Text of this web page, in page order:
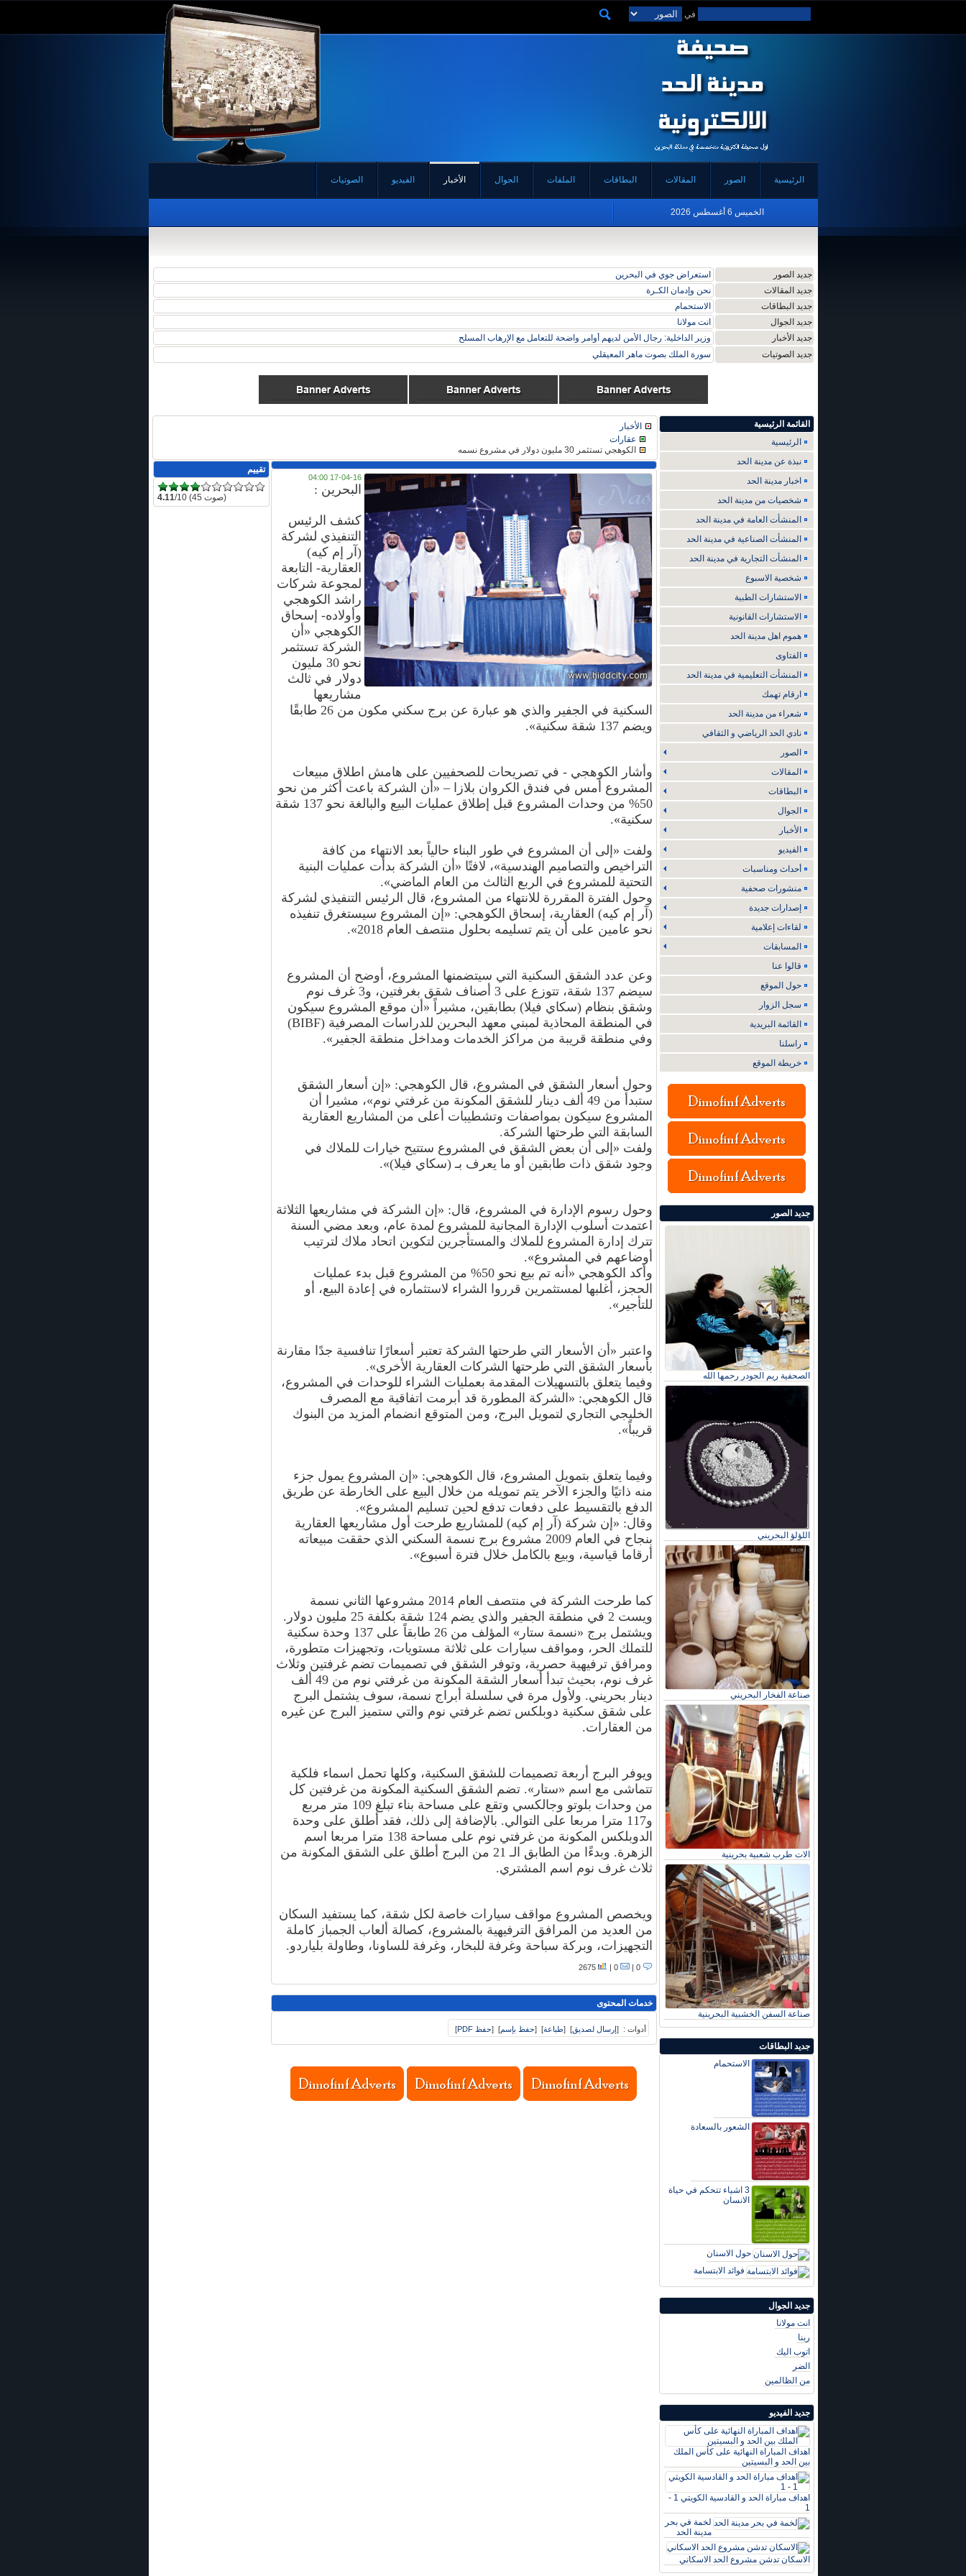
في
الرئيسية الصور المقالات البطاقات الملفات الجوال الأخبار الفيديو الصوتيات
الخميس 6 أغسطس 2026
جديد الصور
استعراض جوي في البحرين
جديد المقالات
نحن وإدمان الكـرة
جديد البطاقات
الاستحمام
جديد الجوال
انت مولانا
جديد الأخبار
وزير الداخلية: رجال الأمن لديهم أوامر واضحة للتعامل مع الإرهاب المسلح
جديد الصوتيات
سورة الملك بصوت ماهر المعيقلي
القائمة الرئيسية
الرئيسية
نبذة عن مدينة الحد
اخبار مدينة الحد
شخصيات من مدينة الحد
المنشأت العامة في مدينة الحد
المنشأت الصناعية في مدينة الحد
المنشأت التجارية في مدينة الحد
شخصية الاسبوع
الاستشارات الطبية
الاستشارات القانونية
هموم اهل مدينة الحد
الفتاوى
المنشأت التعليمية في مدينة الحد
ارقام تهمك
شعراء من مدينة الحد
نادي الحد الرياضي و الثقافي
الصور
المقالات
البطاقات
الجوال
الأخبار
الفيديو
أحداث ومناسبات
منشورات صحفية
إصدارات جديدة
لقاءات إعلامية
المسابقات
قالوا عنا
حول الموقع
سجل الزوار
القائمة البريدية
راسلنا
خريطة الموقع
جديد الصور
الصحفية ريم الجودر رحمها الله
اللؤلؤ البحريني
صناعة الفخار البحريني
الات طرب شعبية بحرينية
صناعة السفن الخشبية البحرينية
جديد البطاقات
الاستحمام
الشعور بالسعادة
3 اشياء تتحكم في حياة
الانسان
حول الاسنان
فوائد الابتسامة
جديد الجوال
انت مولانا
ربنا
اتوب اليك
الضر
من الظالمين
جديد الفيديو
اهداف المباراة النهائية على كأس الملك
بين الحد و البسيتين
اهداف مباراة الحد و القادسية الكويتي 1 -
1
لخمة في بحر
مدينة الحد
الاسكان تدشن مشروع الحد الاسكاني
الأخبار
عقارات
الكوهجي تستثمر 30 مليون دولار في مشروع نسمه
17-04-16 04:00
البحرين :
كشف الرئيس
التنفيذي لشركة
(آر إم كيه)
العقارية- التابعة
لمجوعة شركات
راشد الكوهجي
وأولاده- إسحاق
الكوهجي «أن
الشركة تستثمر
نحو 30 مليون
دولار في ثالث
مشاريعها
السكنية في الجفير والذي هو عبارة عن برج سكني مكون من 26 طابقًا
ويضم 137 شقة سكنية».
وأشار الكوهجي - في تصريحات للصحفيين على هامش اطلاق مبيعات
المشروع أمس في فندق الكروان بلازا – «أن الشركة باعت أكثر من نحو
50% من وحدات المشروع قبل إطلاق عمليات البيع والبالغة نحو 137 شقة
سكنية».
ولفت «إلى أن المشروع في طور البناء حالياً بعد الانتهاء من كافة
التراخيص والتصاميم الهندسية»، لافتًا «أن الشركة بدأت عمليات البنية
التحتية للمشروع في الربع الثالث من العام الماضي».
وحول الفترة المقررة للانتهاء من المشروع، قال الرئيس التنفيذي لشركة
(آر إم كيه) العقارية، إسحاق الكوهجي: «إن المشروع سيستغرق تنفيذه
نحو عامين على أن يتم تسليمه بحلول منتصف العام 2018».
وعن عدد الشقق السكنية التي سيتضمنها المشروع، أوضح أن المشروع
سيضم 137 شقة، تتوزع على 3 أصناف شقق بغرفتين، و3 غرف نوم
وشقق بنظام (سكاي فيلا) بطابقين، مشيراً «أن موقع المشروع سيكون
في المنطقة المحاذية لمبني معهد البحرين للدراسات المصرفية (BIBF)
وفي منطقة قريبة من مراكز الخدمات ومداخل منطقة الجفير».
وحول أسعار الشقق في المشروع، قال الكوهجي: «إن أسعار الشقق
ستبدأ من 49 ألف دينار للشقق المكونة من غرفتي نوم»، مشيرا أن
المشروع سيكون بمواصفات وتشطيبات أعلى من المشاريع العقارية
السابقة التي طرحتها الشركة.
ولفت «إلى أن بعض الشقق في المشروع ستتيح خيارات للملاك في
وجود شقق ذات طابقين أو ما يعرف بـ (سكاي فيلا)».
وحول رسوم الإدارة في المشروع، قال: «إن الشركة في مشاريعها الثلاثة
اعتمدت أسلوب الإدارة المجانية للمشروع لمدة عام، وبعد مضي السنة
تترك إدارة المشروع للملاك والمستأجرين لتكوين اتحاد ملاك لترتيب
أوضاعهم في المشروع».
وأكد الكوهجي «أنه تم بيع نحو 50% من المشروع قبل بدء عمليات
الحجز، أغلبها لمستثمرين قرروا الشراء لاستثماره في إعادة البيع، أو
للتأجير».
واعتبر «أن الأسعار التي طرحتها الشركة تعتبر أسعارًا تنافسية جدًا مقارنة
بأسعار الشقق التي طرحتها الشركات العقارية الأخرى».
وفيما يتعلق بالتسهيلات المقدمة بعمليات الشراء للوحدات في المشروع،
قال الكوهجي: «الشركة المطورة قد أبرمت اتفاقية مع المصرف
الخليجي التجاري لتمويل البرج، ومن المتوقع انضمام المزيد من البنوك
قريباً».
وفيما يتعلق بتمويل المشروع، قال الكوهجي: «إن المشروع يمول جزء
منه ذاتيًا والجزء الآخر يتم تمويله من خلال البيع على الخارطة عن طريق
الدفع بالتقسيط على دفعات تدفع لحين تسليم المشروع».
وقال: «إن شركة (آر إم كيه) للمشاريع طرحت أول مشاريعها العقارية
بنجاح في العام 2009 مشروع برج نسمة السكني الذي حققت مبيعاته
أرقاما قياسية، وبيع بالكامل خلال فترة أسبوع».
كما طرحت الشركة في منتصف العام 2014 مشروعها الثاني نسمة
ويست 2 في منطقة الجفير والذي يضم 124 شقة بكلفة 25 مليون دولار.
ويشتمل برج «نسمة ستار» المؤلف من 26 طابقاً على 137 وحدة سكنية
للتملك الحر، ومواقف سيارات على ثلاثة مستويات، وتجهيزات متطورة،
ومرافق ترفيهية حصرية، وتوفر الشقق في تصميمات تضم غرفتين وثلاث
غرف نوم، بحيث تبدأ أسعار الشقة المكونة من غرفتي نوم من 49 ألف
دينار بحريني. ولأول مرة في سلسلة أبراج نسمة، سوف يشتمل البرج
على شقق سكنية دوبلكس تضم غرفتي نوم والتي ستميز البرج عن غيره
من العقارات.
ويوفر البرج أربعة تصميمات للشقق السكنية، وكلها تحمل اسماء فلكية
تتماشى مع اسم «ستار». تضم الشقق السكنية المكونة من غرفتين كل
من وحدات بلوتو وجالكسي وتقع على مساحة بناء تبلغ 109 متر مربع
و117 مترا مربعا على التوالي. بالإضافة إلى ذلك، فقد أطلق على وحدة
الدوبلكس المكونة من غرفتي نوم على مساحة 138 مترا مربعا اسم
الزهرة. وبدءًا من الطابق الـ 21 من البرج أطلق على الشقق المكونة من
ثلاث غرف نوم اسم المشتري.
ويخصص المشروع مواقف سيارات خاصة لكل شقة، كما يستفيد السكان
من العديد من المرافق الترفيهية بالمشروع، كصالة ألعاب الجمباز كاملة
التجهيزات، وبركة سباحة وغرفة للبخار، وغرفة للساونا، وطاولة بلياردو.
0 |
0 |
2675
خدمات المحتوى
أدوات : [إرسال لصديق]
[طباعة]
[حفظ بإسم]
[حفظ PDF ]
تقييم
4.11 /10 (45 صوت)